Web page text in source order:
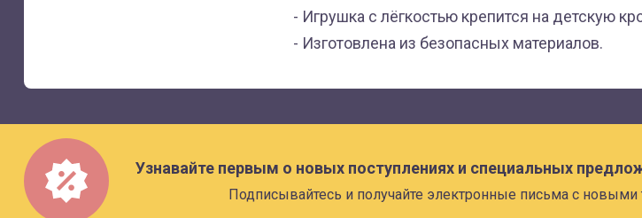
- Игрушка с лёгкостью крепится на детскую
- Изготовлена из безопасных материалов.
Узнавайте первым о новых поступлениях и специальных
Подписывайтесь и получайте электронные письма с новыми